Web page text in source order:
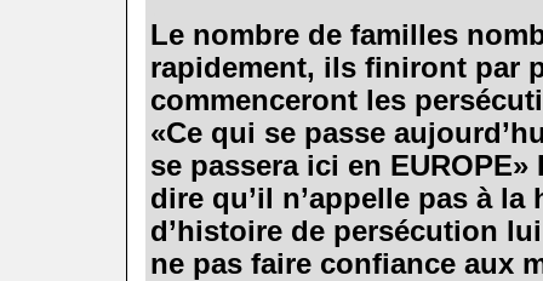
Le nombre de familles
rapidement, ils finiront par
commenceront les
«Ce qui se passe
se passera ici en
dire qu’il n’appelle pas à la
d’histoire de persécution
ne pas faire confiance aux